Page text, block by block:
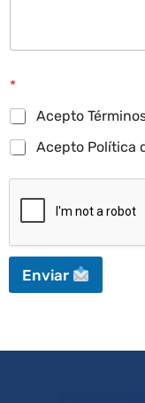
*
Acepto
Acepto Política
Enviar